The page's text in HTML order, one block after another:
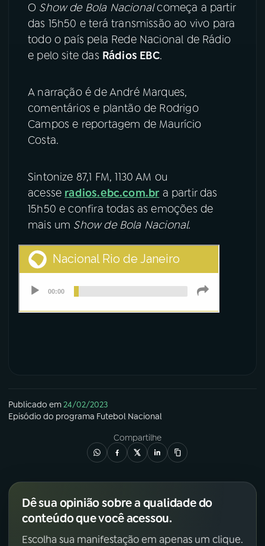
YouTube Facebook
Instagram X
O Show de Bola Nacionalcomeça a partir
das 15h50 e terá transmissão ao vivo para
todo o país pela Rede Nacional de Rádio
e pelo site das Rádios EBC.
A narração é de André Marques,
comentários e plantão de Rodrigo
Campos e reportagem de Maurício
Costa.
Sintonize 87,1 FM, 1130 AM ou
acesse radios.ebc.com.br a partir das
15h50 e confira todas as emoções de
mais um Show de Bola Nacional.
Publicado em24/02/2023
Episódio do programa Futebol Nacional
Compartilhe
Dê sua opinião sobre a qualidade do
conteúdo que você acessou.
Escolha sua manifestação em apenas um clique.